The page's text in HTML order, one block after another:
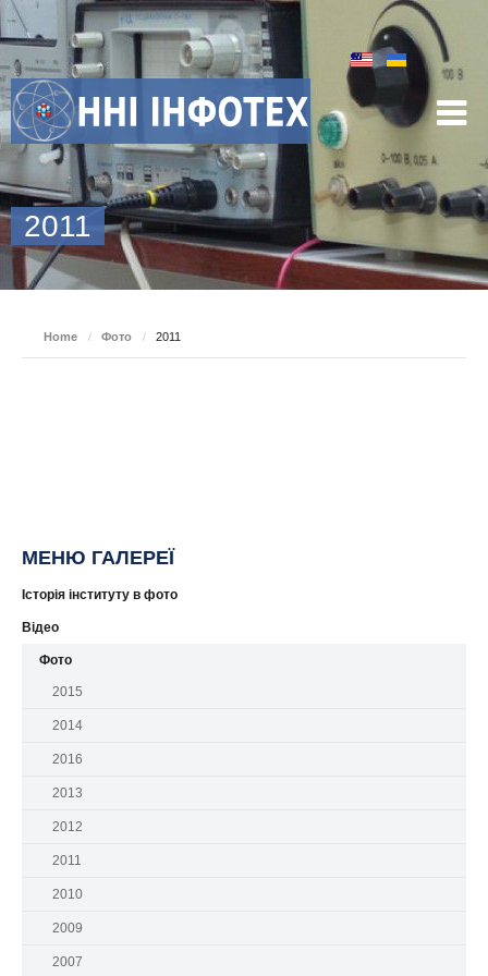
2011
Home / Фото / 2011
МЕНЮ ГАЛЕРЕЇ
Історія інституту в фото
Відео
Фото
2015
2014
2016
2013
2012
2011
2010
2009
2007